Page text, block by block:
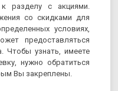
разделу с акциями.
со скидками для
условиях,
предоставляться
Чтобы узнать, имеете
нужно обратиться
Вы закреплены.